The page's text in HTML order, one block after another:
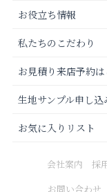
お役立ち情報
私たちのこだわり
お見積り来店予約は
生地サンプル申し込
お気に入りリスト
会社案内 採
お問い合わせ